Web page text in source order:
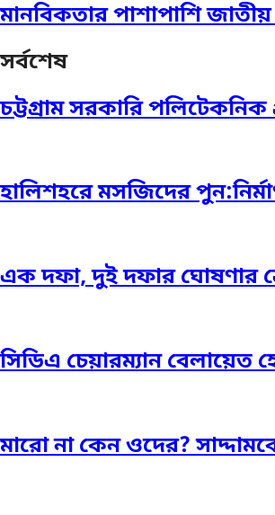
মানবিকতার পাশাপাশি
সর্বশেষ
চট্টগ্রাম সরকারি পলিটেকনিক
হালিশহরে মসজিদের
এক দফা, দুই দফার ঘোষণার
সিডিএ চেয়ারম্যান বেলায়েত
মারো না কেন ওদের?